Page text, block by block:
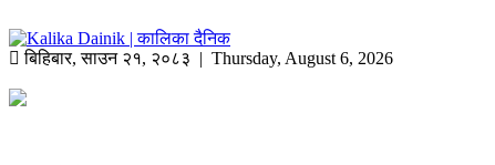
बिहिबार,साउन २१, २०८३ | Thursday, August 6, 2026